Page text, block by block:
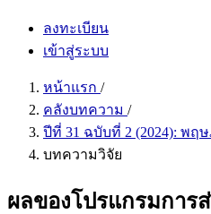
ลงทะเบียน
เข้าสู่ระบบ
หน้าแรก /
คลังบทความ /
ปีที่ 31 ฉบับที่ 2 (2024): พฤ
บทความวิจัย
ผลของโปรแกรมการ